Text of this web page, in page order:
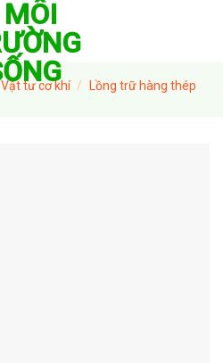
Vật tư cơ khí / Lồng trữ hàng thép